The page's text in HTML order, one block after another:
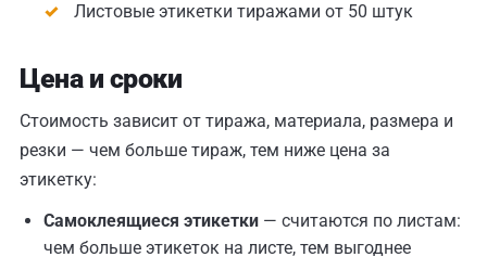
Листовые этикетки тиражами от 50 штук
Цена и сроки
Стоимость зависит от тиража, материала, размера и
резки — чем больше тираж, тем ниже цена за
этикетку:
Самоклеящиеся этикетки — считаются по листам:
чем больше этикеток на листе, тем выгоднее